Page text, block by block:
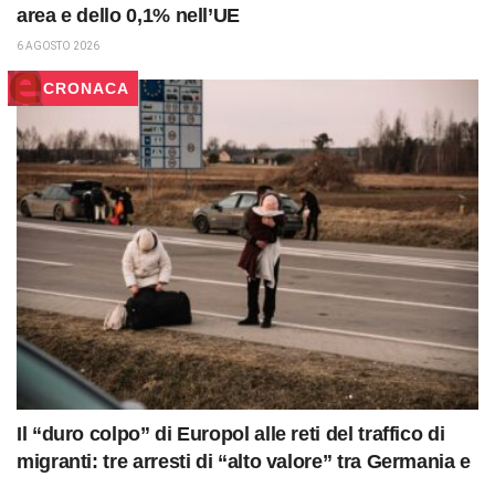
area e dello 0,1% nell’UE
6 AGOSTO 2026
CRONACA
Il “duro colpo” di Europol alle reti del traffico di
migranti: tre arresti di “alto valore” tra Germania e